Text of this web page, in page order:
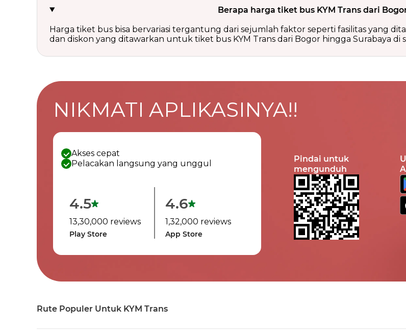
Berapa harga tiket bus KYM Trans dari
Harga tiket bus bisa bervariasi tergantung dari sejumlah faktor seperti fasilitas yang
dan diskon yang ditawarkan untuk tiket bus KYM Trans dari Bogor hingga Surabaya di
NIKMATI APLIKASINYA!!
Akses cepat
Pelacakan langsung yang unggul
4.5
13,30,000 reviews
Play Store
4.6
1,32,000 reviews
App Store
Pindai untuk
mengunduh
Rute Populer Untuk KYM Trans